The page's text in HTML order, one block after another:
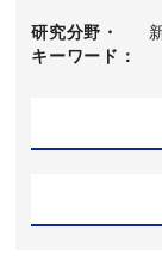
研究分野・
キーワード